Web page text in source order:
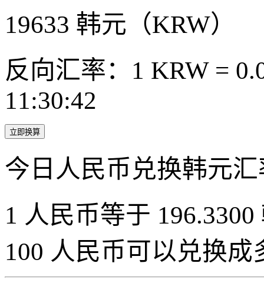
19633 韩元（KRW）
反向汇率：1 KRW =
11:30:42
立即换算
今日人民币兑换韩元
1 人民币等于
100 人民币可以兑换成